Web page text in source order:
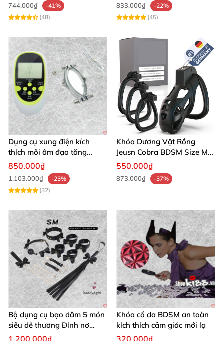
744.000₫
-41%
(48)
833.000₫
-22%
(45)
Dụng cụ xung điện kích
thích môi âm đạo tăng
khoái cảm an toàn
850.000₫
1.103.000₫
-23%
(32)
Khóa Dương Vật Rồng
Jeusn Cobra BDSM Size M
Cao Cấp
550.000₫
873.000₫ -37%
Bộ dụng cụ bạo dâm 5 món
siêu dễ thương Đính nơ
quyến rũ kích thích
1.200.000₫
Khóa cổ da BDSM an toàn
kích thích cảm giác mới lạ
320.000₫